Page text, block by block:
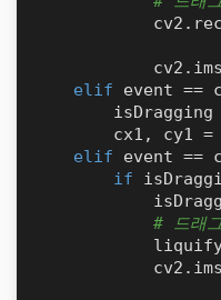
elif event ==
isDragging
elif event ==
if
# 드래